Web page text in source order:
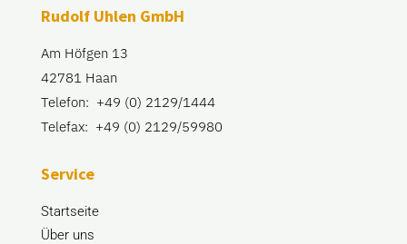
Rudolf Uhlen GmbH
Am Höfgen 13
42781 Haan
Telefon: +49 (0) 2129/1444
Telefax: +49 (0) 2129/59980
Service
Startseite
Über uns